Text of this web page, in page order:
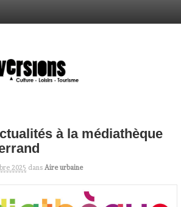
à la médiathèque
2025 dans Aire urbaine